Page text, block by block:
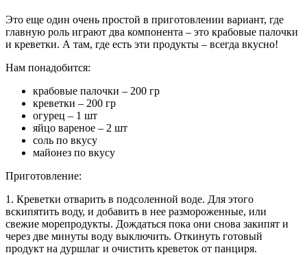
Это еще один очень простой в приготовлении вариант, где
главную роль играют два компонента – это крабовые палочки
и креветки. А там, где есть эти продукты – всегда вкусно!
Нам понадобится:
крабовые палочки – 200 гр
креветки – 200 гр
огурец – 1 шт
яйцо вареное – 2 шт
соль по вкусу
майонез по вкусу
Приготовление:
1. Креветки отварить в подсоленной воде. Для этого
вскипятить воду, и добавить в нее размороженные, или
свежие морепродукты. Дождаться пока они снова закипят и
через две минуты воду выключить. Откинуть готовый
продукт на дуршлаг и очистить креветок от панциря.